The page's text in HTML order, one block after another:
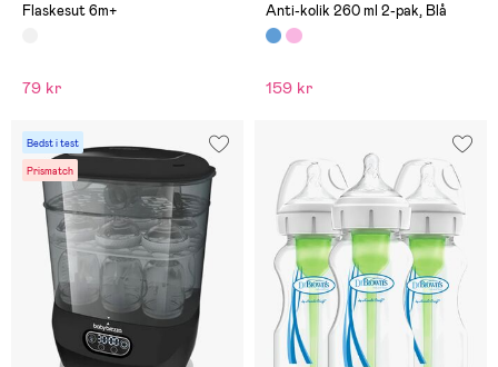
Flaskesut 6m+
79 kr
Anti-kolik 260 ml 2-pak, Blå
159 kr
Bedst i test
Prismatch